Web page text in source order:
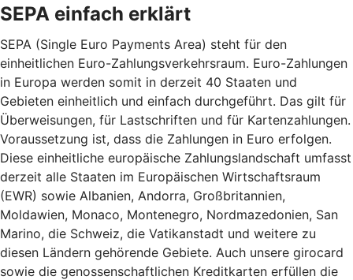
SEPA einfach erklärt
SEPA (Single Euro Payments Area) steht für den
einheitlichen Euro-Zahlungsverkehrsraum. Euro-Zahlungen
in Europa werden somit in derzeit 40 Staaten und
Gebieten einheitlich und einfach durchgeführt. Das gilt für
Überweisungen, für Lastschriften und für Kartenzahlungen.
Voraussetzung ist, dass die Zahlungen in Euro erfolgen.
Diese einheitliche europäische Zahlungslandschaft umfasst
derzeit alle Staaten im Europäischen Wirtschaftsraum
(EWR) sowie Albanien, Andorra, Großbritannien,
Moldawien, Monaco, Montenegro, Nordmazedonien, San
Marino, die Schweiz, die Vatikanstadt und weitere zu
diesen Ländern gehörende Gebiete. Auch unsere girocard
sowie die genossenschaftlichen Kreditkarten erfüllen die